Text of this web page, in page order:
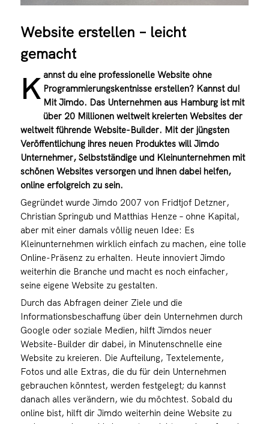
Website erstellen – leicht
gemacht
K annst du eine professionelle Website ohne
Programmierungskentnisse erstellen? Kannst du!
Mit Jimdo. Das Unternehmen aus Hamburg ist mit
über 20 Millionen weltweit kreierten Websites der
weltweit führende Website-Builder. Mit der jüngsten
Veröffentlichung ihres neuen Produktes will Jimdo
Unternehmer, Selbstständige und Kleinunternehmen mit
schönen Websites versorgen und ihnen dabei helfen,
online erfolgreich zu sein.
Gegründet wurde Jimdo 2007 von Fridtjof Detzner,
Christian Springub und Matthias Henze – ohne Kapital,
aber mit einer damals völlig neuen Idee: Es
Kleinunternehmen wirklich einfach zu machen, eine tolle
Online-Präsenz zu erhalten. Heute innoviert Jimdo
weiterhin die Branche und macht es noch einfacher,
seine eigene Website zu gestalten.
Durch das Abfragen deiner Ziele und die
Informationsbeschaffung über dein Unternehmen durch
Google oder soziale Medien, hilft Jimdos neuer
Website-Builder dir dabei, in Minutenschnelle eine
Website zu kreieren. Die Aufteilung, Textelemente,
Fotos und alle Extras, die du für dein Unternehmen
gebrauchen könntest, werden festgelegt; du kannst
danach alles verändern, wie du möchtest. Sobald du
online bist, hilft dir Jimdo weiterhin deine Website zu